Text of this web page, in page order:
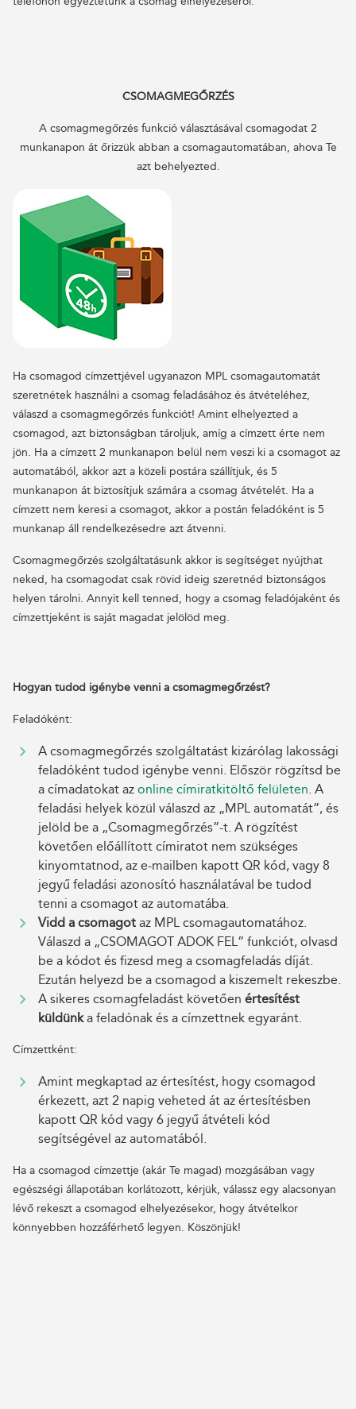
CSOMAGMEGŐRZÉS
A csomagmegőrzés funkció választásával csomagodat 2
munkanapon át őrizzük abban a csomagautomatában, ahova Te
azt behelyezted.
Ha csomagod címzettjével ugyanazon MPL csomagautomatát
szeretnétek használni a csomag feladásához és átvételéhez,
válaszd a csomagmegőrzés funkciót! Amint elhelyezted a
csomagod, azt biztonságban tároljuk, amíg a címzett érte nem
jön. Ha a címzett 2 munkanapon belül nem veszi ki a csomagot az
automatából, akkor azt a közeli postára szállítjuk, és 5
munkanapon át biztosítjuk számára a csomag átvételét. Ha a
címzett nem keresi a csomagot, akkor a postán feladóként is 5
munkanap áll rendelkezésedre azt átvenni.
Csomagmegőrzés szolgáltatásunk akkor is segítséget nyújthat
neked, ha csomagodat csak rövid ideig szeretnéd biztonságos
helyen tárolni. Annyit kell tenned, hogy a csomag feladójaként és
címzettjeként is saját magadat jelölöd meg.
Hogyan tudod igénybe venni a csomagmegőrzést?
Feladóként:
A csomagmegőrzés szolgáltatást kizárólag lakossági
feladóként tudod igénybe venni. Először rögzítsd be
a címadatokat az online címiratkitöltő felületen . A
feladási helyek közül válaszd az „MPL automatát”, és
jelöld be a „Csomagmegőrzés”-t. A rögzítést
követően előállított címiratot nem szükséges
kinyomtatnod, az e-mailben kapott QR kód, vagy 8
jegyű feladási azonosító használatával be tudod
tenni a csomagot az automatába.
Vidd a csomagot az MPL csomagautomatához.
Válaszd a „CSOMAGOT ADOK FEL” funkciót, olvasd
be a kódot és fizesd meg a csomagfeladás díját.
Ezután helyezd be a csomagod a kiszemelt rekeszbe.
A sikeres csomagfeladást követően értesítést
küldünka feladónak és a címzettnek egyaránt.
Címzettként:
Amint megkaptad az értesítést, hogy csomagod
érkezett, azt 2 napig veheted át az értesítésben
kapott QR kód vagy 6 jegyű átvételi kód
segítségével az automatából.
Ha a csomagod címzettje (akár Te magad) mozgásában vagy
egészségi állapotában korlátozott, kérjük, válassz egy alacsonyan
lévő rekeszt a csomagod elhelyezésekor, hogy átvételkor
könnyebben hozzáférhető legyen. Köszönjük!